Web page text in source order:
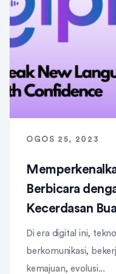
OGOS 25, 2023
Berbicara
Kecerdasan
Di era digital ini,
berkomunikasi,
kemajuan, evolusi...